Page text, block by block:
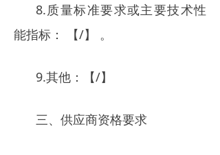
8.质量标准要求或主要技术性
能指标： 【/】 。
9.其他：【/】
三、供应商资格要求